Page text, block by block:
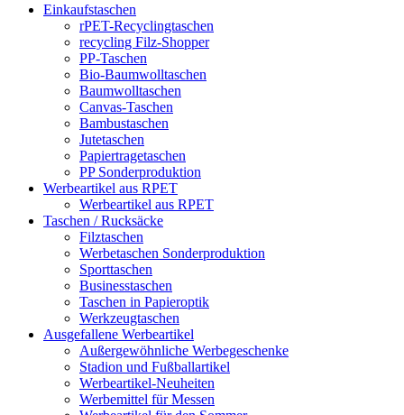
Einkaufstaschen
rPET-Recyclingtaschen
recycling Filz-Shopper
PP-Taschen
Bio-Baumwolltaschen
Baumwolltaschen
Canvas-Taschen
Bambustaschen
Jutetaschen
Papiertragetaschen
PP Sonderproduktion
Werbeartikel aus RPET
Werbeartikel aus RPET
Taschen / Rucksäcke
Filztaschen
Werbetaschen Sonderproduktion
Sporttaschen
Businesstaschen
Taschen in Papieroptik
Werkzeugtaschen
Ausgefallene Werbeartikel
Außergewöhnliche Werbegeschenke
Stadion und Fußballartikel
Werbeartikel-Neuheiten
Werbemittel für Messen